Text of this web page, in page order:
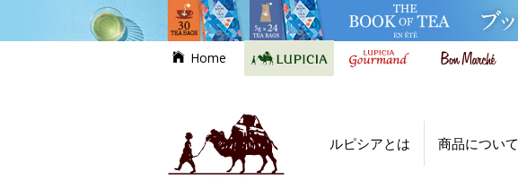
Home
ルピシアとは 商品について